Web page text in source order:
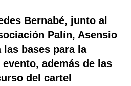
Bernabé, junto al
Palín, Asensio
las bases para la
además de las
del cartel